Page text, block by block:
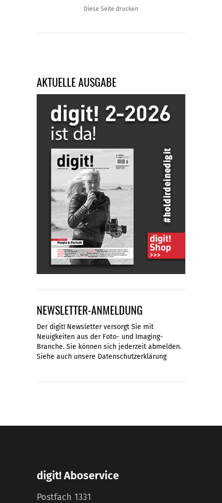
Diese Seite drucken
AKTUELLE AUSGABE
NEWSLETTER-ANMELDUNG
Der digit! Newsletter versorgt Sie mit
Neuigkeiten aus der Foto- und Imaging-
Branche. Sie können sich jederzeit abmelden.
Siehe auch unsere Datenschutzerklärung
digit! Aboservice
Postfach 1331